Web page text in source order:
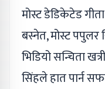
मोस्ट डेडिकेटेड
बस्नेत, मोस्ट पपुलर
भिडियो सन्चिता
सिंहले हात पार्न